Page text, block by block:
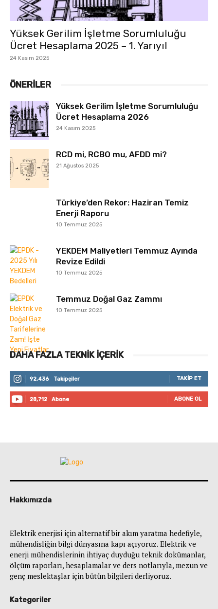
Yüksek Gerilim İşletme Sorumluluğu
Ücret Hesaplama 2025 – 1. Yarıyıl
24 Kasım 2025
ÖNERILER
Yüksek Gerilim İşletme Sorumluluğu
Ücret Hesaplama 2026
24 Kasım 2025
RCD mi, RCBO mu, AFDD mi?
21 Ağustos 2025
Türkiye’den Rekor: Haziran Temiz
Enerji Raporu
10 Temmuz 2025
YEKDEM Maliyetleri Temmuz Ayında
Revize Edildi
10 Temmuz 2025
Temmuz Doğal Gaz Zammı
10 Temmuz 2025
DAHA FAZLA TEKNIK İÇERIK
92,436 Takipçiler TAKIP ET
28,712 Abone ABONE OL
Hakkımızda
Elektrik enerjisi için alternatif bir akım yaratma hedefiyle,
mühendisliğin bilgi dünyasına kapı açıyoruz. Elektrik ve
enerji mühendislerinin ihtiyaç duyduğu teknik dokümanlar,
ölçüm raporları, hesaplamalar ve ders notlarıyla, mezun ve
genç meslektaşlar için bütün bilgileri derliyoruz.
Kategoriler